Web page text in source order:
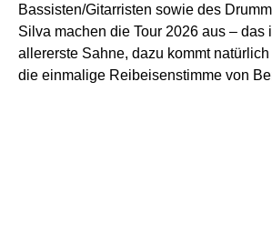
Bassisten/Gitarristen sowie des
Silva machen die Tour 2026 aus – das
allererste Sahne, dazu kommt
die einmalige Reibeisenstimme von